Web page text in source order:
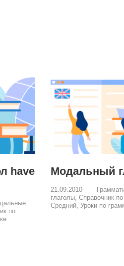
have
по
Модальный
21.09.2010
глаголы, Справочник
Средний, Уроки по